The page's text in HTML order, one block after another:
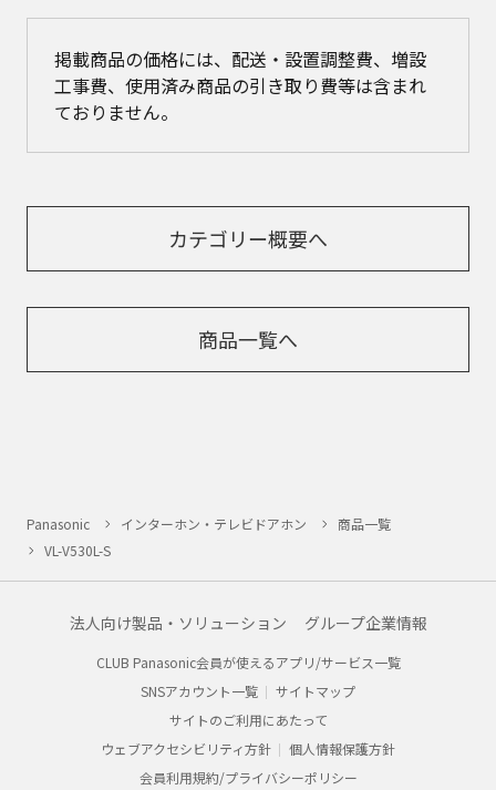
掲載商品の価格には、配送・設置調整費、増設
工事費、使用済み商品の引き取り費等は含まれ
ておりません。
カテゴリー概要へ
商品一覧へ
Panasonic インターホン・テレビドアホン
商品一覧
VL-V530L-S
法人向け製品・ソリューション グループ企業情報
CLUB Panasonic会員が使えるアプリ/サービス一覧
SNSアカウント一覧
サイトマップ
サイトのご利用にあたって
ウェブアクセシビリティ方針
個人情報保護方針
会員利用規約/プライバシーポリシー